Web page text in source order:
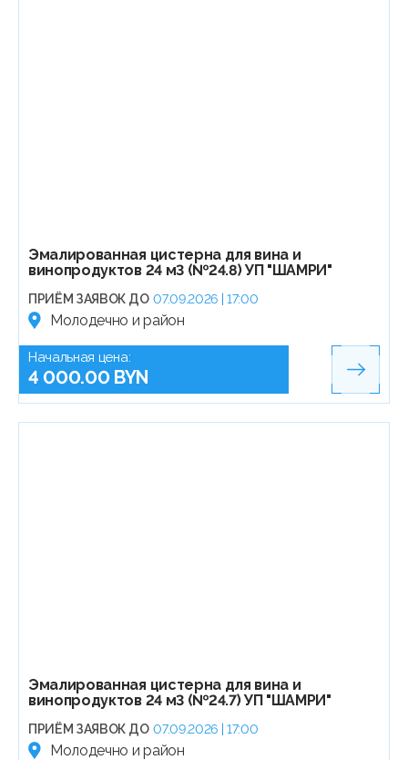
Эмалированная цистерна для вина и
винопродуктов 24 м3 (№24.8) УП "ШАМРИ"
ПРИЁМ ЗАЯВОК ДО 07.09.2026 | 17:00
Молодечно и район
Начальная цена:
4 000.00 BYN
Эмалированная цистерна для вина и
винопродуктов 24 м3 (№24.7) УП "ШАМРИ"
ПРИЁМ ЗАЯВОК ДО 07.09.2026 | 17:00
Молодечно и район